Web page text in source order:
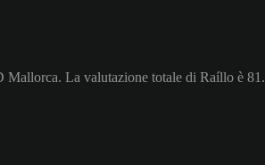
La valutazione totale di Raíllo è 81.